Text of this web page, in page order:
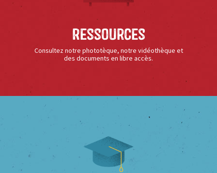
Ressources
Consultez notre phototèque, notre vidéothèque et
des documents en libre accès.